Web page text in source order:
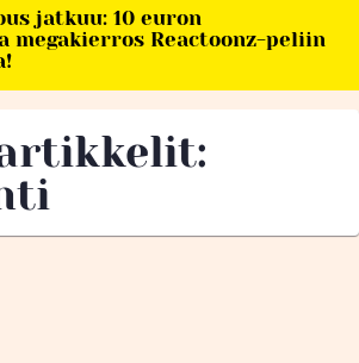
jatkuu: 10 euron
megakierros Reactoonz-peliin